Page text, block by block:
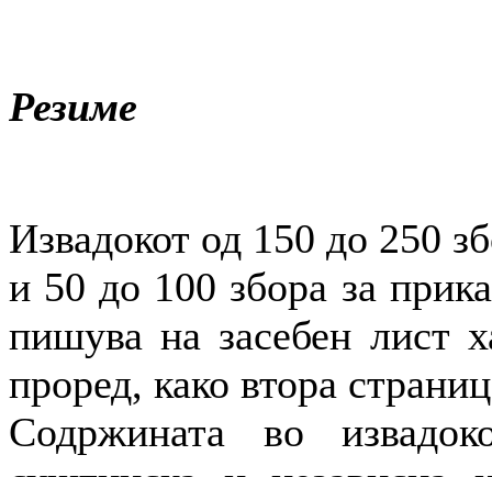
Резиме
Извадокот од 150 до 250
и 50 до 100 збора за
пишува на засебен лист
проред, како втора
Содржината во